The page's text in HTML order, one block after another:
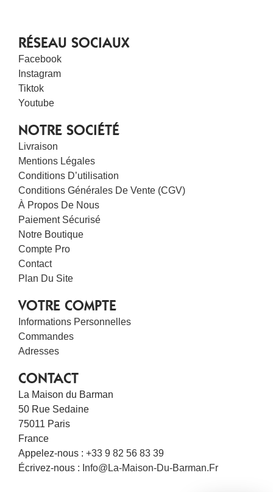
RÉSEAU SOCIAUX
Facebook
Instagram
Tiktok
Youtube
NOTRE SOCIÉTÉ
Livraison
Mentions Légales
Conditions D’utilisation
Conditions Générales De Vente (CGV)
À Propos De Nous
Paiement Sécurisé
Notre Boutique
Compte Pro
Contact
Plan Du Site
VOTRE COMPTE
Informations Personnelles
Commandes
Adresses
CONTACT
La Maison du Barman
50 Rue Sedaine
75011 Paris
France
Appelez-nous : +33 9 82 56 83 39
Écrivez-nous : Info@la-Maison-Du-Barman.fr